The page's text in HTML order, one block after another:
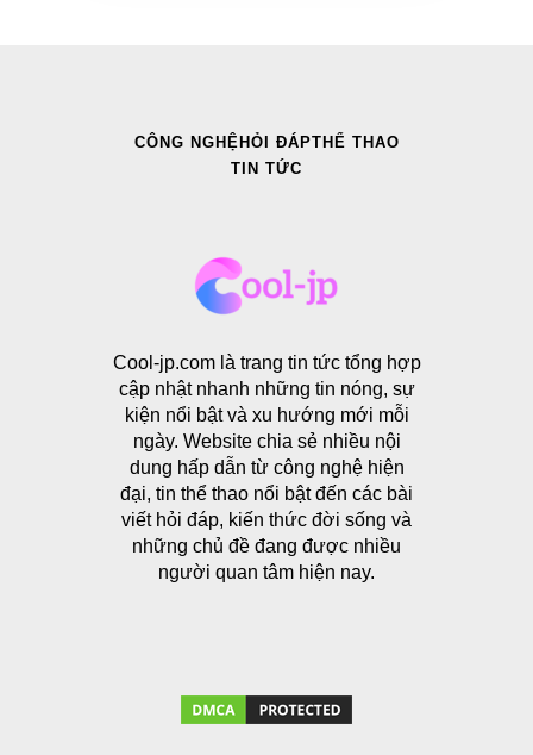
CÔNG NGHỆ HỎI ĐÁPTHỂ THAO
TIN TỨC
Cool-jp.com là trang tin tức tổng hợp
cập nhật nhanh những tin nóng, sự
kiện nổi bật và xu hướng mới mỗi
ngày. Website chia sẻ nhiều nội
dung hấp dẫn từ công nghệ hiện
đại, tin thể thao nổi bật đến các bài
viết hỏi đáp, kiến thức đời sống và
những chủ đề đang được nhiều
người quan tâm hiện nay.